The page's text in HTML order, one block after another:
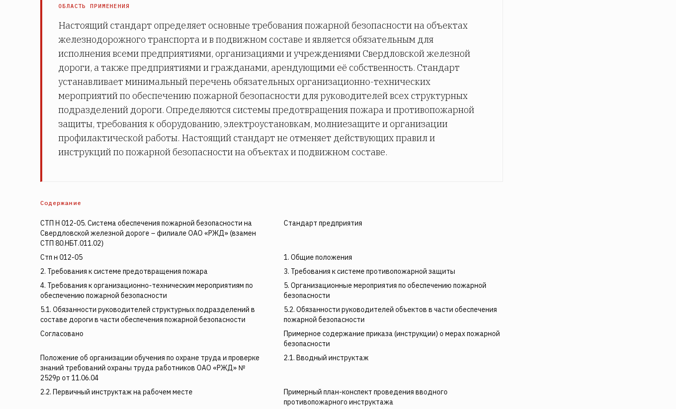
ОБЛАСТЬ ПРИМЕНЕНИЯ
Настоящий стандарт определяет основные требования пожарной безопасности на объектах
железнодорожного транспорта и в подвижном составе и является обязательным для
исполнения всеми предприятиями, организациями и учреждениями Свердловской железной
дороги, а также предприятиями и гражданами, арендующими её собственность. Стандарт
устанавливает минимальный перечень обязательных организационно-технических
мероприятий по обеспечению пожарной безопасности для руководителей всех структурных
подразделений дороги. Определяются системы предотвращения пожара и противопожарной
защиты, требования к оборудованию, электроустановкам, молниезащите и организации
профилактической работы. Настоящий стандарт не отменяет действующих правил и
инструкций по пожарной безопасности на объектах и подвижном составе.
Содержание
СТП Н 012-05. Система обеспечения пожарной безопасности на
Свердловской железной дороге – филиале ОАО «РЖД» (взамен
СТП 80.НБТ.011.02)
Стандарт предприятия
Стп н 012-05
1. Общие положения
2. Требования к системе предотвращения пожара
3. Требования к системе противопожарной защиты
4. Требования к организационно-техническим мероприятиям по
обеспечению пожарной безопасности
5. Организационные мероприятия по обеспечению пожарной
безопасности
5.1. Обязанности руководителей структурных подразделений в
составе дороги в части обеспечения пожарной безопасности
5.2. Обязанности руководителей объектов в части обеспечения
пожарной безопасности
Согласовано
Примерное содержание приказа (инструкции) о мерах пожарной
безопасности
Положение об организации обучения по охране труда и проверке
знаний требований охраны труда работников ОАО «РЖД» №
2529р от 11.06.04
2.1. Вводный инструктаж
2.2. Первичный инструктаж на рабочем месте
Примерный план-конспект проведения вводного
противопожарного инструктажа